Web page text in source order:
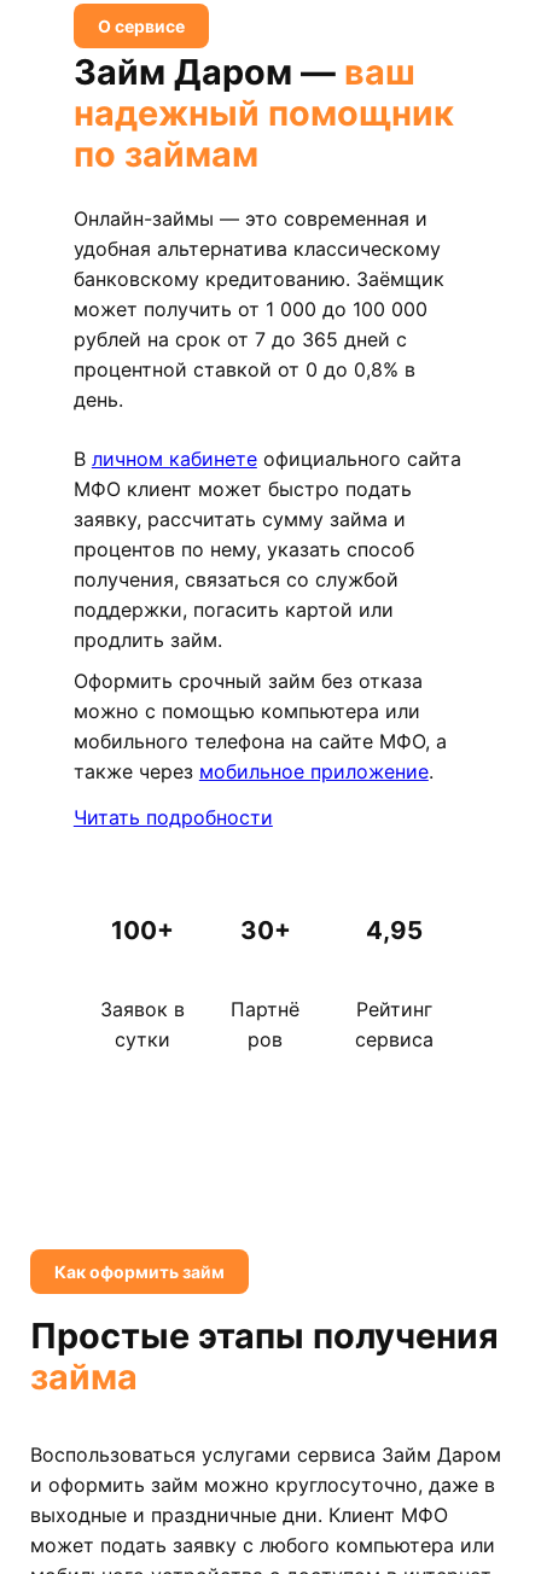
О сервисе
Займ Даром — ваш
надежный помощник
по займам
Онлайн-займы — это современная и
удобная альтернатива классическому
банковскому кредитованию. Заёмщик
может получить от 1 000 до 100 000
рублей на срок от 7 до 365 дней с
процентной ставкой от 0 до 0,8% в
день.
В личном кабинетеофициального сайта
МФО клиент может быстро подать
заявку, рассчитать сумму займа и
процентов по нему, указать способ
получения, связаться со службой
поддержки, погасить картой или
продлить займ.
Оформить срочный займ без отказа
можно с помощью компьютера или
мобильного телефона на сайте МФО, а
также через мобильное приложение.
Читать подробности
100+
Заявок в
сутки
30+
Партнё
ров
4,95
Рейтинг
сервиса
Как оформить займ
Простые этапы получения
займа
Воспользоваться услугами сервиса Займ Даром
и оформить займ можно круглосуточно, даже в
выходные и праздничные дни. Клиент МФО
может подать заявку с любого компьютера или